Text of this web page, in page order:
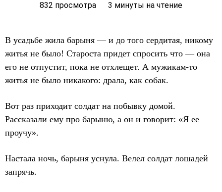
832 просмотра 3 минуты на чтение
В усадьбе жила барыня — и до того сердитая, никому
житья не было! Староста придет спросить что — она
его не отпустит, пока не отхлещет. А мужикам-то
житья не было никакого: драла, как собак.
Вот раз приходит солдат на побывку домой.
Рассказали ему про барыню, а он и говорит: «Я ее
проучу».
Настала ночь, барыня уснула. Велел солдат лошадей
запрячь.